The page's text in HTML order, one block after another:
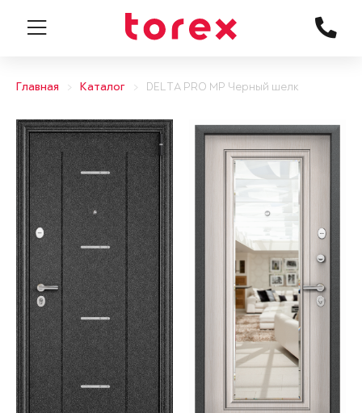
Главная Каталог DELTA PRO MP Черный шелк